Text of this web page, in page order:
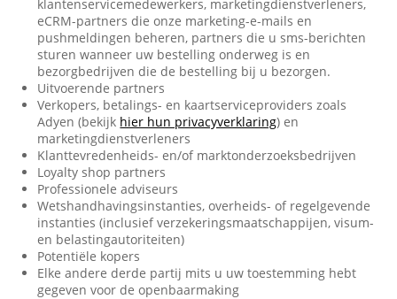
klantenservicemedewerkers, marketingdienstverleners,
eCRM-partners die onze marketing-e-mails en
pushmeldingen beheren, partners die u sms-berichten
sturen wanneer uw bestelling onderweg is en
bezorgbedrijven die de bestelling bij u bezorgen.
Uitvoerende partners
Verkopers, betalings- en kaartserviceproviders zoals
Adyen (bekijk hier hun privacyverklaring) en
marketingdienstverleners
Klanttevredenheids- en/of marktonderzoeksbedrijven
Loyalty shop partners
Professionele adviseurs
Wetshandhavingsinstanties, overheids- of regelgevende
instanties (inclusief verzekeringsmaatschappijen, visum-
en belastingautoriteiten)
Potentiële kopers
Elke andere derde partij mits u uw toestemming hebt
gegeven voor de openbaarmaking